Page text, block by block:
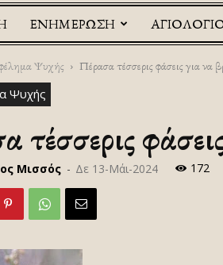
ΕΝΗΜΕΡΩΣΗ
Ψυχής Πέρασα τέσσερις φάσεις για
Ψυχής
τέσσερις
Μισσός - Δε 13-Μάι-2024 172